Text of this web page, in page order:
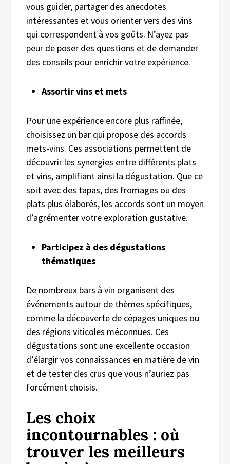
vous guider, partager des anecdotes
intéressantes et vous orienter vers des vins
qui correspondent à vos goûts. N’ayez pas
peur de poser des questions et de demander
des conseils pour enrichir votre expérience.
Assortir vins et mets
Pour une expérience encore plus raffinée,
choisissez un bar qui propose des accords
mets-vins. Ces associations permettent de
découvrir les synergies entre différents plats
et vins, amplifiant ainsi la dégustation. Que ce
soit avec des tapas, des fromages ou des
plats plus élaborés, les accords sont un moyen
d’agrémenter votre exploration gustative.
Participez à des dégustations
thématiques
De nombreux bars à vin organisent des
événements autour de thèmes spécifiques,
comme la découverte de cépages uniques ou
des régions viticoles méconnues. Ces
dégustations sont une excellente occasion
d’élargir vos connaissances en matière de vin
et de tester des crus que vous n’auriez pas
forcément choisis.
Les choix
incontournables : où
trouver les meilleurs